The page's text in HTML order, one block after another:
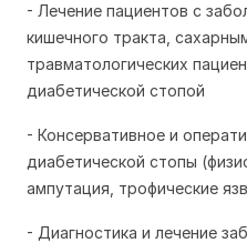
- Лечение пациентов с
кишечного тракта,
травматологических
диабетической стопой
- Консервативное и
диабетической стопы
ампутация, трофические
- Диагностика и лечение